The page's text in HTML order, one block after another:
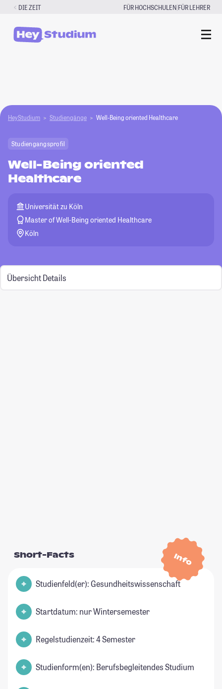
Zum
springen
DIE ZEIT FÜR HOCHSCHULEN|FÜR LEHRER
HeyStudium Studiengänge Well-Being oriented Healthcare
Studiengangsprofil
Well-Being oriented
Healthcare
Universität zu Köln
Master of Well-Being oriented Healthcare
Köln
Übersicht Details
Info
Short-Facts
Studienfeld(er): Gesundheitswissenschaft
Startdatum: nur Wintersemester
Regelstudienzeit: 4 Semester
Studienform(en): Berufsbegleitendes Studium